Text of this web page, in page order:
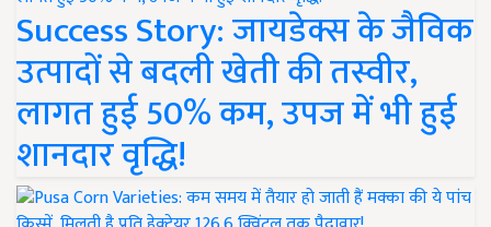
Success Story: जायडेक्स के जैविक
उत्पादों से बदली खेती की तस्वीर,
लागत हुई 50% कम, उपज में भी हुई
शानदार वृद्धि!